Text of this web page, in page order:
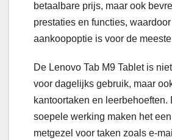
betaalbare prijs, maar ook
prestaties en functies,
aankoopoptie is voor de
De Lenovo Tab M9 Tablet is
voor dagelijks gebruik, maar
kantoortaken en leerbehoeften.
soepele werking maken het
metgezel voor taken zoals e-